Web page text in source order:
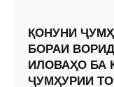
ҚОНУНИ
БОРАИ
ИЛОВАҲО БА
ҶУМҲУРИИ